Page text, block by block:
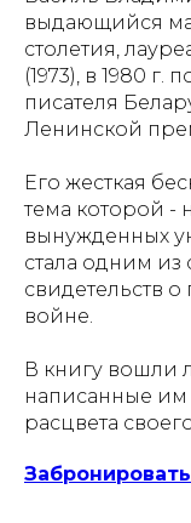
выдающийся
столетия,
(1973), в 1980
писателя
Ленинской
Его жесткая
тема которой -
вынужденных
стала одним
свидетельств
войне.
В книгу вошли
написанные им
расцвета